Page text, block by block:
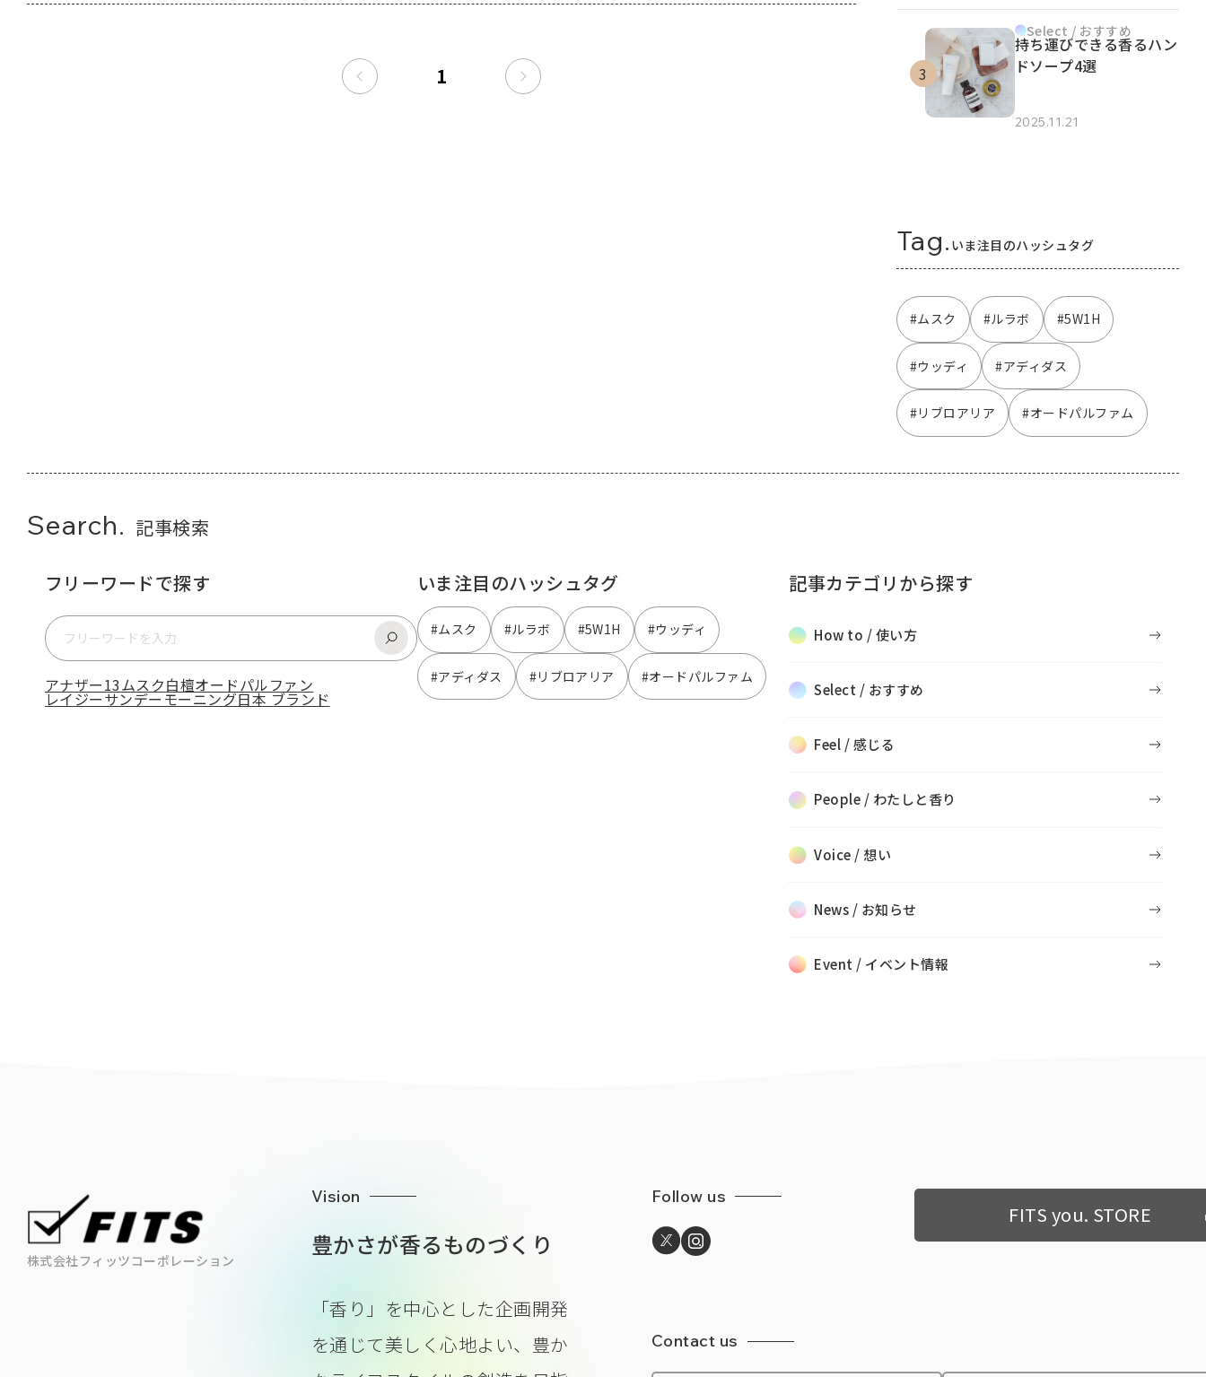
1
Select / おすすめ
持ち運びできる香るハン
ドソープ4選
2025.11.21
Tag. いま注目のハッシュタグ
#ムスク #ルラボ #5W1H
#ウッディ #アディダス
#リブロアリア #オードパルファム
Search. 記事検索
フリーワードで探す
アナザー13ムスク白檀オードパルファン
レイジーサンデーモーニング日本 ブランド
いま注目のハッシュタグ
#ムスク #ルラボ #5W1H #ウッディ
#アディダス #リブロアリア #オードパルファム
記事カテゴリから探す
How to / 使い方
Select / おすすめ
Feel / 感じる
People / わたしと香り
Voice / 想い
News / お知らせ
Event / イベント情報
株式会社フィッツコーポレーション
Vision
豊かさが香るものづくり
「香り」を中心とした企画開発
を通じて美しく心地よい、豊か
Follow us
FITS you. STORE
Contact us